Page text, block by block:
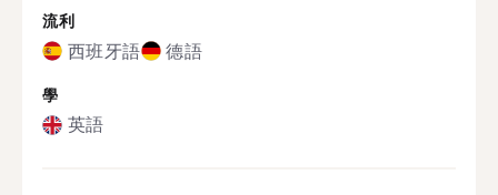
流利
西班牙語 德語
學
英語